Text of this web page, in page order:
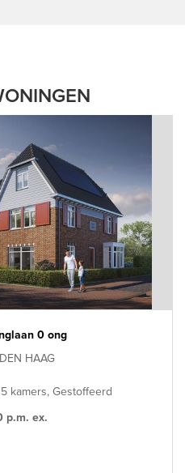
0 ong
HAAG
kamers, Gestoffeerd
p.m. ex.